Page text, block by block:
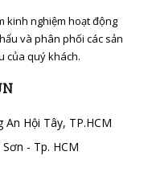
kinh nghiệm hoạt động
và phân phối các sản
của quý khách.
Hội Tây, TP.HCM
- Tp. HCM